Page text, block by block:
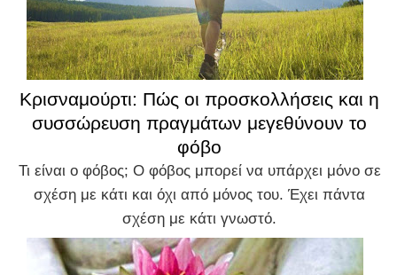
Κρισναμούρτι: Πώς οι προσκολλήσεις και η
συσσώρευση πραγμάτων μεγεθύνουν το
φόβο
Τι είναι ο φόβος; Ο φόβος μπορεί να υπάρχει μόνο σε
σχέση με κάτι και όχι από μόνος του. Έχει πάντα
σχέση με κάτι γνωστό.